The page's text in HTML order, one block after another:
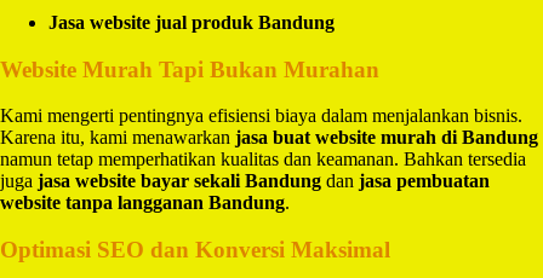
Jasa website jual produk Bandung
Website Murah Tapi Bukan Murahan
Kami mengerti pentingnya efisiensi biaya dalam menjalankan bisnis.
Karena itu, kami menawarkan jasa buat website murah di Bandung
namun tetap memperhatikan kualitas dan keamanan. Bahkan tersedia
juga jasa website bayar sekali Bandung dan jasa pembuatan
website tanpa langganan Bandung.
Optimasi SEO dan Konversi Maksimal